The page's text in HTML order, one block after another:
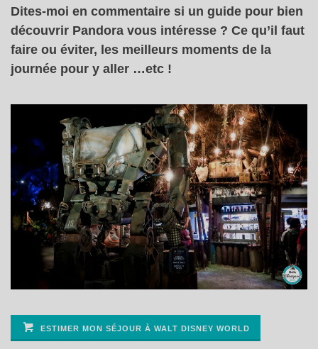
Dites-moi en commentaire si un guide pour bien
découvrir Pandora vous intéresse ? Ce qu’il faut
faire ou éviter, les meilleurs moments de la
journée pour y aller …etc !
ESTIMER MON SÉJOUR À WALT DISNEY WORLD